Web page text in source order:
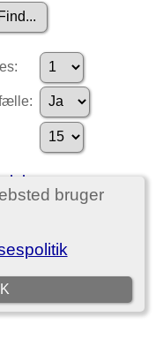
bruger
persondataforordningen